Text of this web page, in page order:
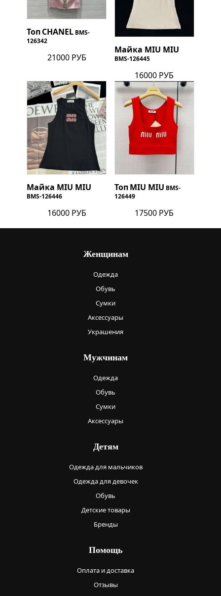
ТопCHANEL BMS-
126342
21000 РУБ
Майка MIU MIU
BMS-126445
16000 РУБ
Майка MIU MIU
BMS-126446
16000 РУБ
Топ MIU MIU BMS-
126449
17500 РУБ
Женщинам
Одежда
Обувь
Сумки
Аксессуары
Украшения
Мужчинам
Одежда
Обувь
Сумки
Аксессуары
Детям
Одежда для мальчиков
Одежда для девочек
Обувь
Детские товары
Бренды
Помощь
Оплата и доставка
Отзывы